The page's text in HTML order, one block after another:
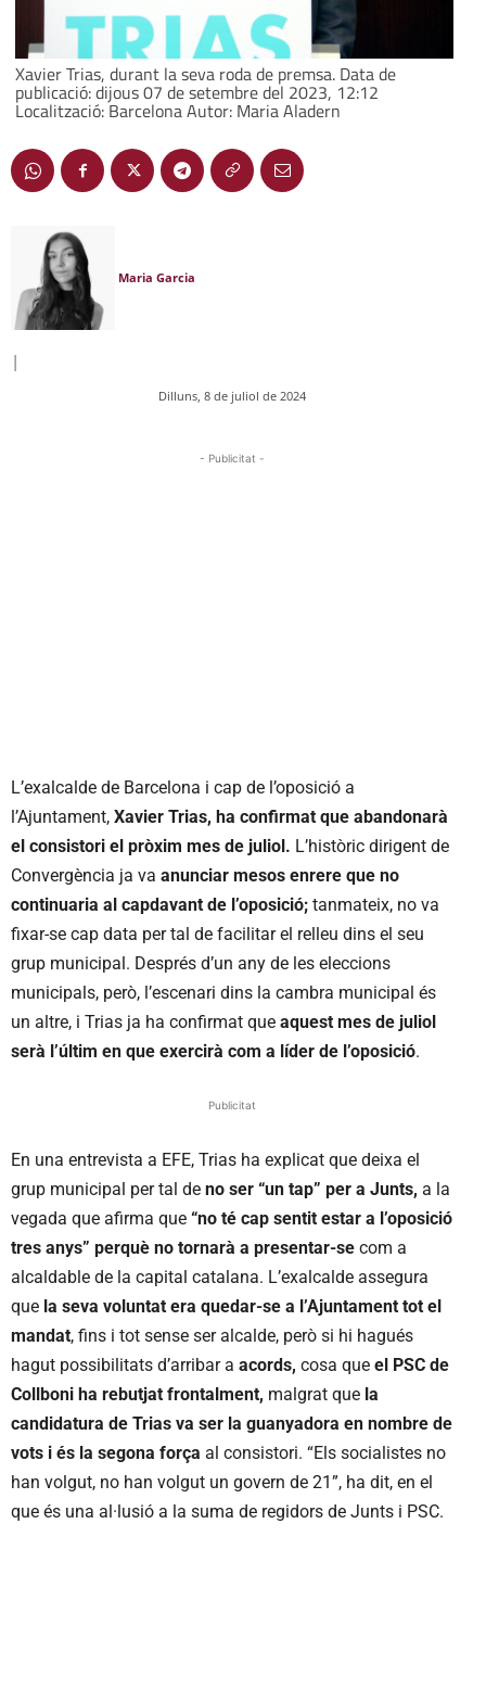
Xavier Trias, durant la seva roda de premsa. Data de
publicació: dijous 07 de setembre del 2023, 12:12
Localització: Barcelona Autor: Maria Aladern
Maria Garcia
|
Dilluns, 8 de juliol de 2024
- Publicitat -
L’exalcalde de Barcelona i cap de l’oposició a
l’Ajuntament, Xavier Trias, ha confirmat que abandonarà
el consistori el pròxim mes de juliol. L’històric dirigent de
Convergència ja va anunciar mesos enrere que no
continuaria al capdavant de l’oposició; tanmateix, no va
fixar-se cap data per tal de facilitar el relleu dins el seu
grup municipal. Després d’un any de les eleccions
municipals, però, l’escenari dins la cambra municipal és
un altre, i Trias ja ha confirmat que aquest mes de juliol
serà l’últim en que exercirà com a líder de l’oposició.
Publicitat
En una entrevista a EFE, Trias ha explicat que deixa el
grup municipal per tal de no ser “un tap” per a Junts, a la
vegada que afirma que “no té cap sentit estar a l’oposició
tres anys” perquè no tornarà a presentar-se com a
alcaldable de la capital catalana. L’exalcalde assegura
que la seva voluntat era quedar-se a l’Ajuntament tot el
mandat, fins i tot sense ser alcalde, però si hi hagués
hagut possibilitats d’arribar a acords, cosa que el PSC de
Collboni ha rebutjat frontalment, malgrat que la
candidatura de Trias va ser la guanyadora en nombre de
vots i és la segona força al consistori. “Els socialistes no
han volgut, no han volgut un govern de 21”, ha dit, en el
que és una al·lusió a la suma de regidors de Junts i PSC.